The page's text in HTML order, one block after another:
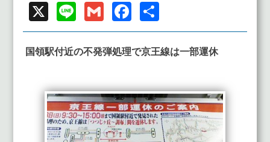
X Line GmailFacebook
有
国領駅付近の不発弾処理で京王線は一部運休